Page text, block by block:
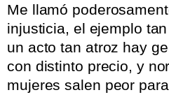
Me llamó
injusticia, el ejemplo
un acto tan atroz hay
con distinto precio, y
mujeres salen peor